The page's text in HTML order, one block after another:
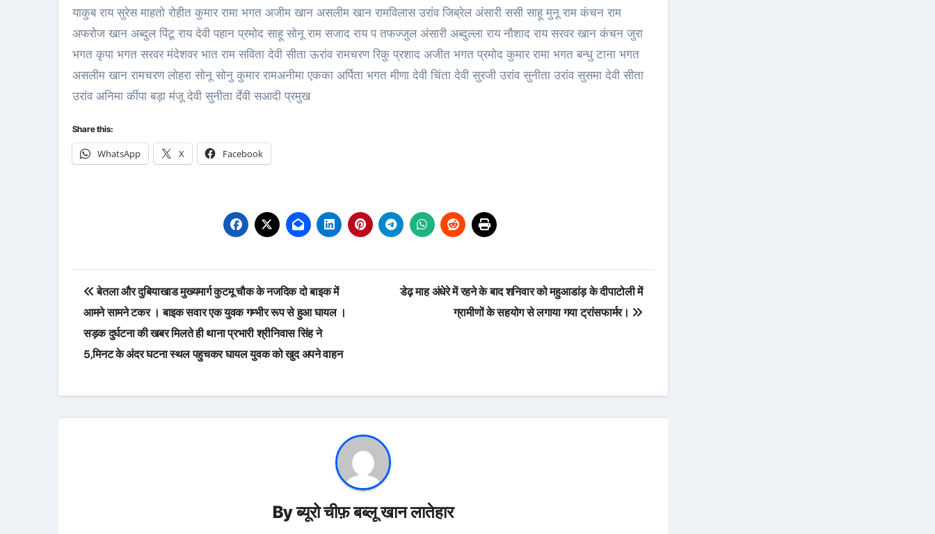
याकुब राय सुरेस माहतो रोहीत कुमार रामा भगत अजीम खान असलीम खान रामविलास उरांव जिब्रेल अंसारी ससी साहू मुनू राम कंचन राम
अफरोज खान अब्दुल पिंटू राय देवी पहान प्रमोद साहू सोनू राम सजाद राय प तफज्जुल अंसारी अब्दुल्ला राय नौशाद राय सरवर खान कंचन जुरा
भगत कृपा भगत सरवर मंदेशवर भात राम सविता देवी सीता ऊरांव रामचरण रिकु प्रशाद अजीत भगत प्रमोद कुमार रामा भगत बन्धु टाना भगत
असलीम खान रामचरण लोहरा सोनू सोनु कुमार रामअनीमा एकका अर्पिता भगत मीणा देवी चिंता देवी सुरजी उरांव सुनीता उरांव सुसमा देवी सीता
उरांव अनिमा र्कीपा बड़ा मंजू देवी सुनीता र्देवी सआदी प्रमुख
Share this:
WhatsApp X Facebook
Post
navigation
बेतला और दुबियाखाड मुख्यमार्ग कुटमू चौक के नजदिक दो बाइक में
आमने सामने टकर । बाइक सवार एक युवक गम्भीर रूप से हुआ घायल ।
सड़क दुर्घटना की खबर मिलते ही थाना प्रभारी श्रीनिवास सिंह ने
5,मिनट के अंदर घटना स्थल पहुचकर घायल युवक को खुद अपने वाहन
डेढ़ माह अंधेरे में रहने के बाद शनिवार को महुआडांड़ के दीपाटोली में
ग्रामीणों के सहयोग से लगाया गया ट्रांसफार्मर।
Byब्यूरो चीफ़ बब्लू खान लातेहार